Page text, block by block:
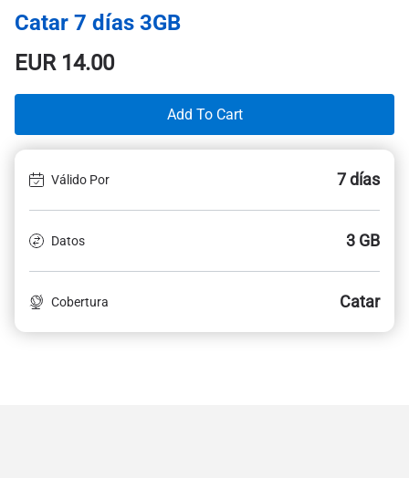
Catar 7 días 3GB
EUR14.00
Add To Cart
Válido Por 7 días
Datos 3 GB
Cobertura Catar